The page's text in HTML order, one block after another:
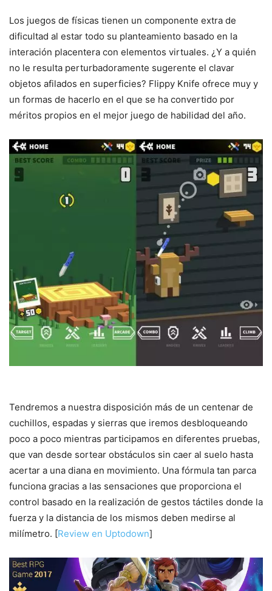
Los juegos de físicas tienen un componente extra de
dificultad al estar todo su planteamiento basado en la
interación placentera con elementos virtuales. ¿Y a quién
no le resulta perturbadoramente sugerente el clavar
objetos afilados en superficies? Flippy Knife ofrece muy y
un formas de hacerlo en el que se ha convertido por
méritos propios en el mejor juego de habilidad del año.
Tendremos a nuestra disposición más de un centenar de
cuchillos, espadas y sierras que iremos desbloqueando
poco a poco mientras participamos en diferentes pruebas,
que van desde sortear obstáculos sin caer al suelo hasta
acertar a una diana en movimiento. Una fórmula tan parca
funciona gracias a las sensaciones que proporciona el
control basado en la realización de gestos táctiles donde la
fuerza y la distancia de los mismos deben medirse al
milímetro. [Review en Uptodown]